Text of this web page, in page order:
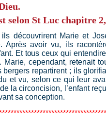
selon St Luc chapitre
ils découvrirent Marie et
Après avoir vu, ils
Et tous ceux qui
Marie, cependant, retenait
repartirent ; ils
et vu, selon ce qui leur
la circoncision, l’enfant
sa conception.